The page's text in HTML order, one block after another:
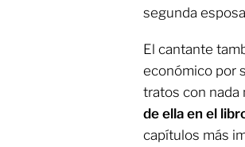
segunda
El cantante
económico por
tratos con nada
de ella en el
capítulos más